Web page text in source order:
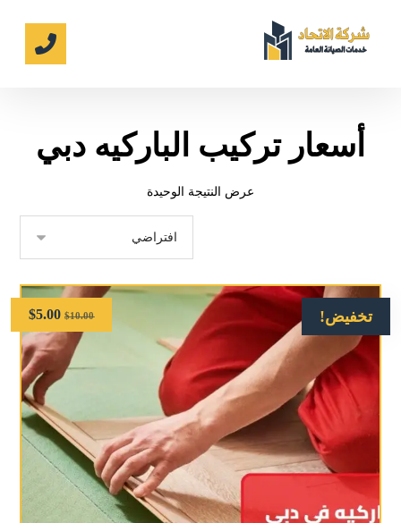
أسعار تركيب الباركيه دبي
عرض النتيجة الوحيدة
تخفيض! $10.00
$5.00